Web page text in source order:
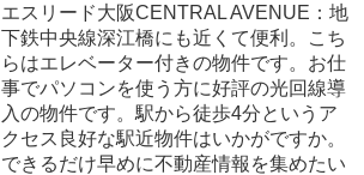
エスリード大阪CENTRAL AVENUE：地
下鉄中央線深江橋にも近くて便利。こち
らはエレベーター付きの物件です。お仕
事でパソコンを使う方に好評の光回線導
入の物件です。駅から徒歩4分というア
クセス良好な駅近物件はいかがですか。
できるだけ早めに不動産情報を集めたい